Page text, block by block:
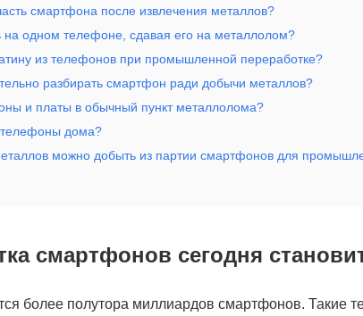
смартфона после извлечения металлов?
на одном телефоне, сдавая его на металлолом?
из телефонов при промышленной переработке?
разбирать смартфон ради добычи металлов?
и платы в обычный пункт металлолома?
телефоны дома?
можно добыть из партии смартфонов для
смартфонов сегодня
более полутора миллиардов смартфонов. Такие